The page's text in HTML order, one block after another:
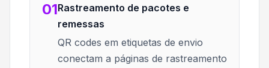
01Rastreamento de pacotes e
remessas
QR codes em etiquetas de envio
conectam a páginas de rastreamento